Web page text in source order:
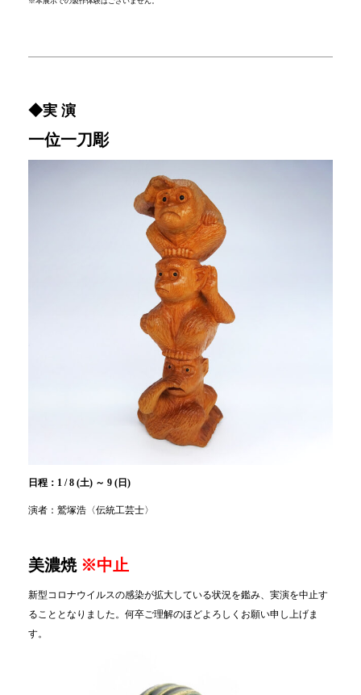
◆実 演
一位一刀彫
日程：1 / 8 (土) ～ 9 (日)
演者：鷲塚浩〈伝統工芸士〉
美濃焼 ※中止
新型コロナウイルスの感染が拡大している状況を鑑み、実演を中止す
ることとなりました。何卒ご理解のほどよろしくお願い申し上げま
す。